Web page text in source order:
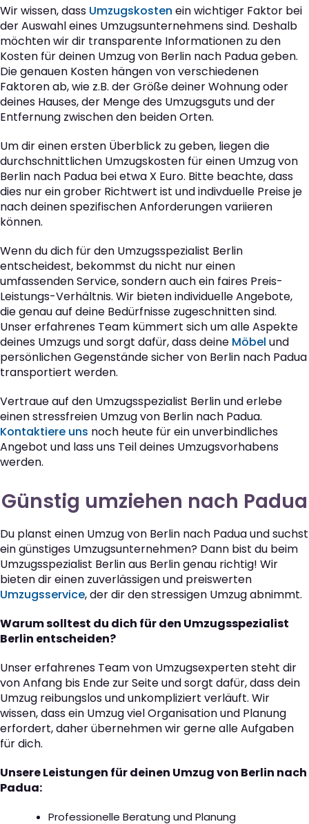
Wir wissen, dass Umzugskosten ein wichtiger Faktor bei
der Auswahl eines Umzugsunternehmens sind. Deshalb
möchten wir dir transparente Informationen zu den
Kosten für deinen Umzug von Berlin nach Padua geben.
Die genauen Kosten hängen von verschiedenen
Faktoren ab, wie z.B. der Größe deiner Wohnung oder
deines Hauses, der Menge des Umzugsguts und der
Entfernung zwischen den beiden Orten.
Um dir einen ersten Überblick zu geben, liegen die
durchschnittlichen Umzugskosten für einen Umzug von
Berlin nach Padua bei etwa X Euro. Bitte beachte, dass
dies nur ein grober Richtwert ist und indivduelle Preise je
nach deinen spezifischen Anforderungen variieren
können.
Wenn du dich für den Umzugsspezialist Berlin
entscheidest, bekommst du nicht nur einen
umfassenden Service, sondern auch ein faires Preis-
Leistungs-Verhältnis. Wir bieten individuelle Angebote,
die genau auf deine Bedürfnisse zugeschnitten sind.
Unser erfahrenes Team kümmert sich um alle Aspekte
deines Umzugs und sorgt dafür, dass deine Möbel und
persönlichen Gegenstände sicher von Berlin nach Padua
transportiert werden.
Vertraue auf den Umzugsspezialist Berlin und erlebe
einen stressfreien Umzug von Berlin nach Padua.
Kontaktiere uns noch heute für ein unverbindliches
Angebot und lass uns Teil deines Umzugsvorhabens
werden.
Günstig umziehen nach Padua
Du planst einen Umzug von Berlin nach Padua und suchst
ein günstiges Umzugsunternehmen? Dann bist du beim
Umzugsspezialist Berlin aus Berlin genau richtig! Wir
bieten dir einen zuverlässigen und preiswerten
Umzugsservice, der dir den stressigen Umzug abnimmt.
Warum solltest du dich für den Umzugsspezialist
Berlin entscheiden?
Unser erfahrenes Team von Umzugsexperten steht dir
von Anfang bis Ende zur Seite und sorgt dafür, dass dein
Umzug reibungslos und unkompliziert verläuft. Wir
wissen, dass ein Umzug viel Organisation und Planung
erfordert, daher übernehmen wir gerne alle Aufgaben
für dich.
Unsere Leistungen für deinen Umzug von Berlin nach
Padua:
Professionelle Beratung und Planung